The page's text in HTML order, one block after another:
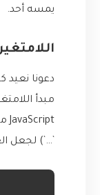
يمسه أحد.
دعونا نعيد
مبدأ
`…`) لجعل